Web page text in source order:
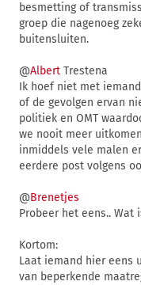
besmetting of
groep die nagenoeg
buitensluiten.
@Albert Trestena
Ik hoef niet met
of de gevolgen ervan
politiek en OMT
we nooit meer
inmiddels vele malen
eerdere post volgens
@Brenetjes
Probeer het eens.. Wat
Kortom:
Laat iemand hier eens
van beperkende